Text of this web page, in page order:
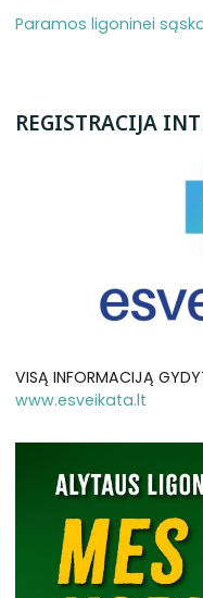
Paramos ligoninei
REGISTRACIJA
VISĄ INFORMACIJĄ
www.esveikata.lt